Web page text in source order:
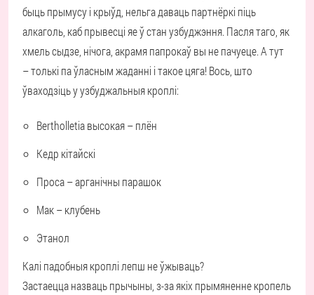
быць прымусу і крыўд, нельга даваць партнёркі піць
алкаголь, каб прывесці яе ў стан узбуджэння. Пасля таго, як
хмель сыдзе, нічога, акрамя папрокаў вы не пачуеце. А тут
– толькі па ўласным жаданні і такое цяга! Вось, што
ўваходзіць у узбуджальныя кроплі:
Bertholletia высокая – плён
Кедр кітайскі
Проса – арганічны парашок
Мак – клубень
Этанол
Калі падобныя кроплі лепш не ўжываць?
Застаецца назваць прычыны, з-за якіх прымяненне кропель